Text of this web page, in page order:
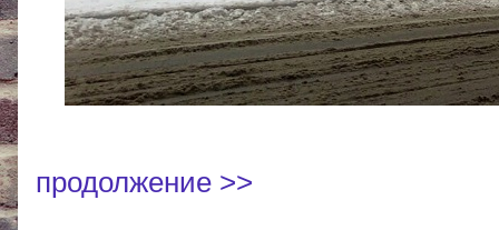
продолжение >>